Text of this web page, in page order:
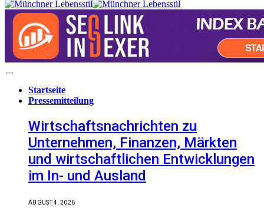
Startseite
Pressemitteilung
Wirtschaftsnachrichten zu
Unternehmen, Finanzen, Märkten
und wirtschaftlichen Entwicklungen
im In- und Ausland
AUGUST 4, 2026